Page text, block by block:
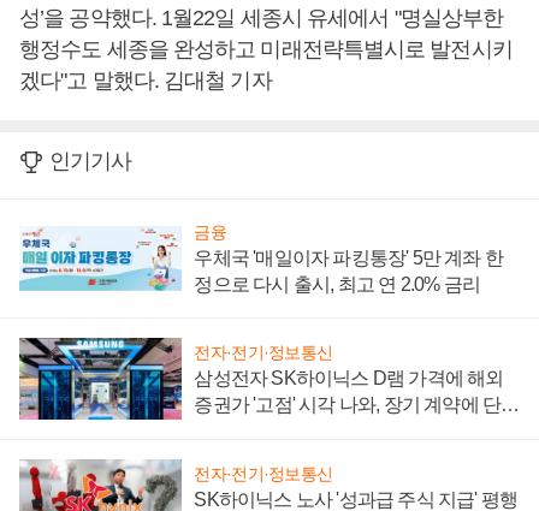
성’을 공약했다. 1월22일 세종시 유세에서 "명실상부한
행정수도 세종을 완성하고 미래전략특별시로 발전시키
겠다"고 말했다. 김대철 기자
인기기사
금융
우체국 '매일이자 파킹통장' 5만 계좌 한
정으로 다시 출시, 최고 연 2.0% 금리
전자·전기·정보통신
삼성전자 SK하이닉스 D램 가격에 해외
증권가 '고점' 시각 나와, 장기 계약에 단점
전자·전기·정보통신
SK하이닉스 노사 '성과급 주식 지급' 평행